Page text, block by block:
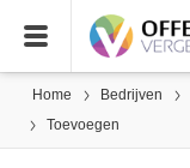
Home Bedrijven
Toevoegen